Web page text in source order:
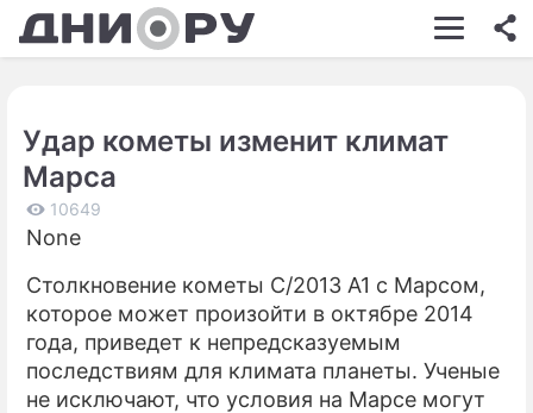
ШОУ-БИЗНЕС
КИНО
ЭКОНОМИКА
ПРОИСШЕСТВИЯ
СОННИК
Удар кометы изменит климат
Марса
10649
None
Столкновение кометы C/2013 A1 с Марсом,
которое может произойти в октябре 2014
года, приведет к непредсказуемым
последствиям для климата планеты. Ученые
не исключают, что условия на Марсе могут